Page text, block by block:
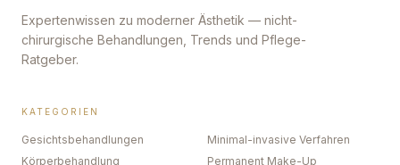
Expertenwissen zu moderner Ästhetik — nicht-
chirurgische Behandlungen, Trends und Pflege-
Ratgeber.
KATEGORIEN
Gesichtsbehandlungen
Minimal-invasive Verfahren
Körperbehandlung
Permanent Make-Up